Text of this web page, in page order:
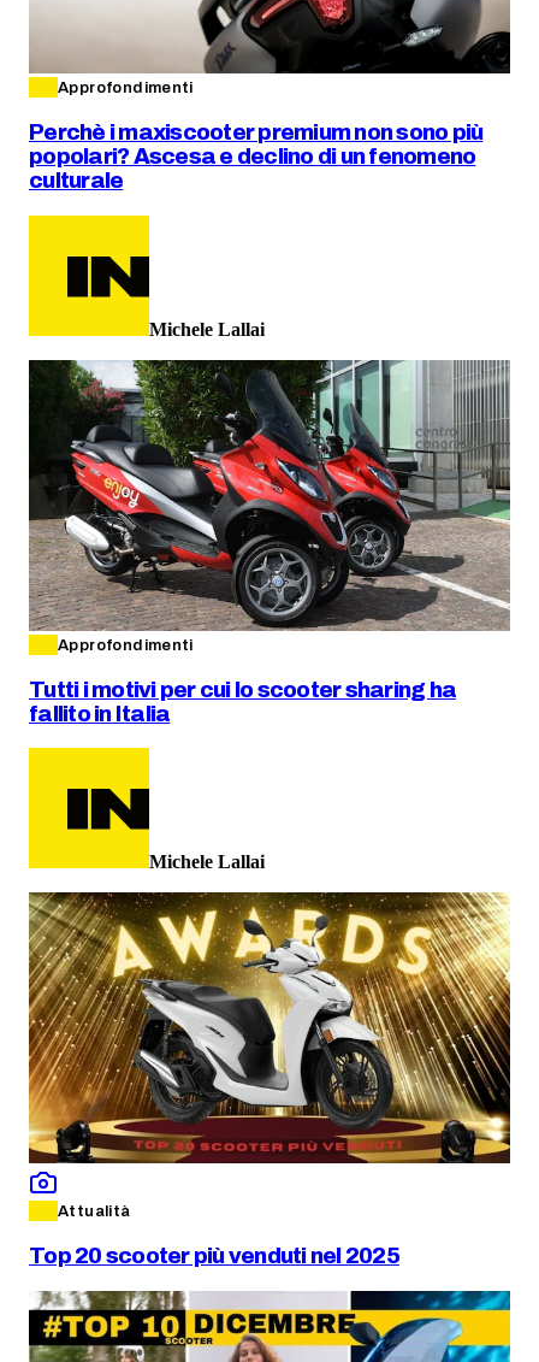
Approfondimenti
Perchè i maxiscooter premium non sono più
popolari? Ascesa e declino di un fenomeno
culturale
Michele Lallai
Approfondimenti
Tutti i motivi per cui lo scooter sharing ha
fallito in Italia
Michele Lallai
Attualità
Top 20 scooter più venduti nel 2025